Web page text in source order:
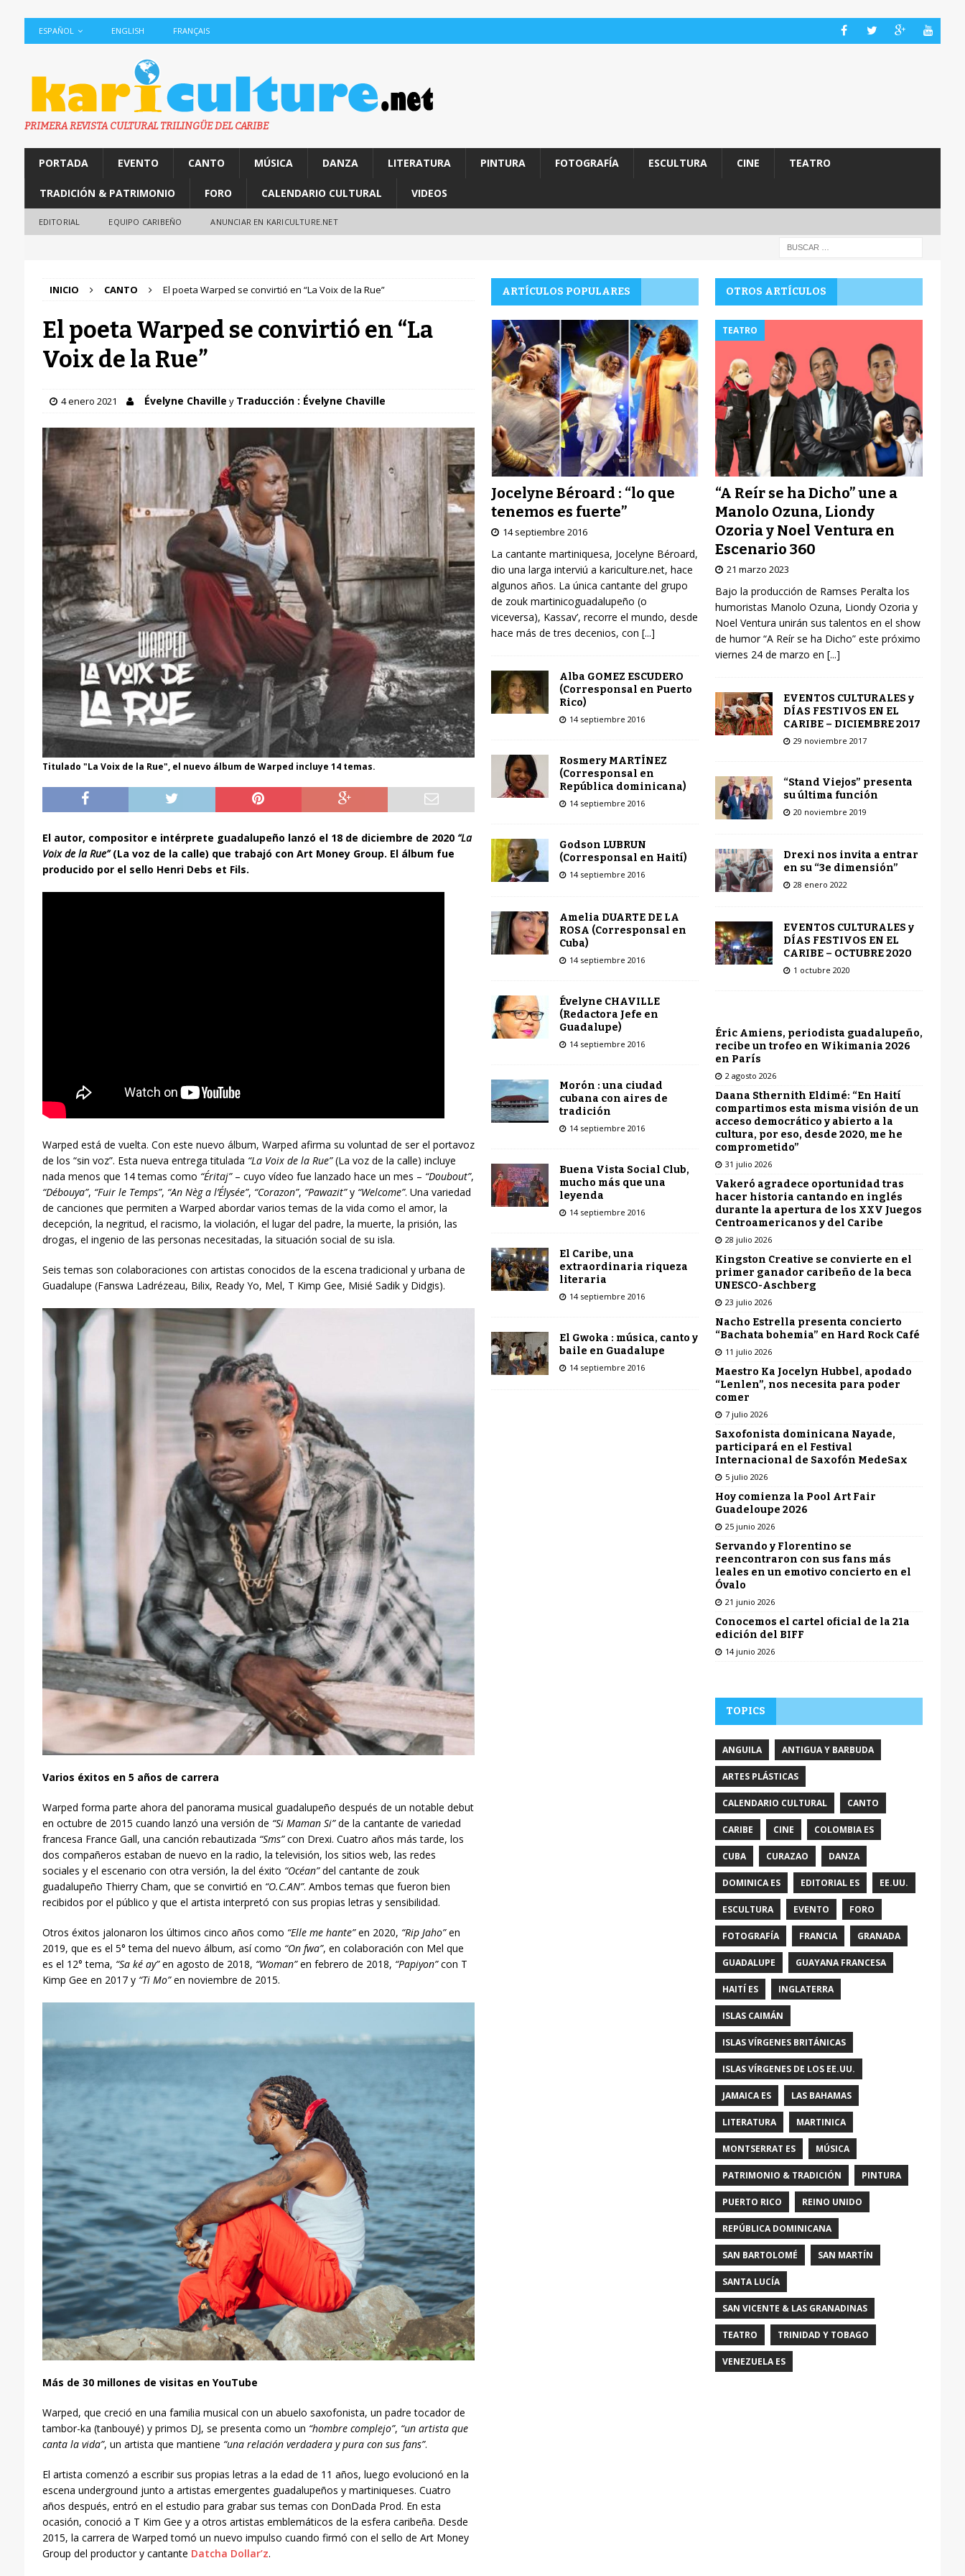
ESPAÑOL ENGLISH FRANÇAIS
PRIMERA REVISTA CULTURAL TRILINGÜE DEL CARIBE
PORTADA EVENTO CANTO MÚSICA DANZA LITERATURA PINTURA FOTOGRAFÍA ESCULTURA CINE TEATRO
TRADICIÓN & PATRIMONIO FORO CALENDARIO CULTURAL VIDEOS
EDITORIAL EQUIPO CARIBEÑO ANUNCIAR EN KARICULTURE.NET
INICIO CANTO El poeta Warped se convirtió en “La Voix de la Rue”
El poeta Warped se convirtió en “La
Voix de la Rue”
4 enero 2021 Évelyne Chaville y Traducción : Évelyne Chaville
Titulado "La Voix de la Rue", el nuevo álbum de Warped incluye 14 temas.
El autor, compositor e intérprete guadalupeño lanzó el 18 de diciembre de 2020 “La
Voix de la Rue”(La voz de la calle) que trabajó con Art Money Group. El álbum fue
producido por el sello Henri Debs et Fils.
Warped está de vuelta. Con este nuevo álbum, Warped afirma su voluntad de ser el portavoz
de los “sin voz”. Esta nueva entrega titulada “La Voix de la Rue”(La voz de la calle) incluye
nada menos que 14 temas como “Éritaj”– cuyo vídeo fue lanzado hace un mes – “Doubout”,
“Débouya”, “Fuir le Temps”, “An Nèg a l’Élysée”, “Corazon”, “Pawazit”y “Welcome”. Una variedad
de canciones que permiten a Warped abordar varios temas de la vida como el amor, la
decepción, la negritud, el racismo, la violación, el lugar del padre, la muerte, la prisión, las
drogas, el ingenio de las personas necesitadas, la situación social de su isla.
Seis temas son colaboraciones con artistas conocidos de la escena tradicional y urbana de
Guadalupe (Fanswa Ladrézeau, Bilix, Ready Yo, Mel, T Kimp Gee, Misié Sadik y Didgis).
Varios éxitos en 5 años de carrera
Warped forma parte ahora del panorama musical guadalupeño después de un notable debut
en octubre de 2015 cuando lanzó una versión de “Si Maman Si”de la cantante de variedad
francesa France Gall, una canción rebautizada “Sms”con Drexi. Cuatro años más tarde, los
dos compañeros estaban de nuevo en la radio, la televisión, los sitios web, las redes
sociales y el escenario con otra versión, la del éxito “Océan”del cantante de zouk
guadalupeño Thierry Cham, que se convirtió en “O.C.AN”. Ambos temas que fueron bien
recibidos por el público y que el artista interpretó con sus propias letras y sensibilidad.
Otros éxitos jalonaron los últimos cinco años como “Elle me hante”en 2020, “Rip Jaho”en
2019, que es el 5° tema del nuevo álbum, así como “On fwa”, en colaboración con Mel que
es el 12° tema, “Sa ké ay”en agosto de 2018, “Woman”en febrero de 2018, “Papiyon”con T
Kimp Gee en 2017 y “Ti Mo”en noviembre de 2015.
Más de 30 millones de visitas en YouTube
Warped, que creció en una familia musical con un abuelo saxofonista, un padre tocador de
tambor-ka (tanbouyé) y primos DJ, se presenta como un “hombre complejo”, “un artista que
canta la vida”, un artista que mantiene “una relación verdadera y pura con sus fans”.
El artista comenzó a escribir sus propias letras a la edad de 11 años, luego evolucionó en la
escena underground junto a artistas emergentes guadalupeños y martiniqueses. Cuatro
años después, entró en el estudio para grabar sus temas con DonDada Prod. En esta
ocasión, conoció a T Kim Gee y a otros artistas emblemáticos de la esfera caribeña. Desde
2015, la carrera de Warped tomó un nuevo impulso cuando firmó con el sello de Art Money
Group del productor y cantante Datcha Dollar’z.
ARTÍCULOS POPULARES
Jocelyne Béroard : “lo que
tenemos es fuerte”
14 septiembre 2016
La cantante martiniquesa, Jocelyne Béroard,
dio una larga interviú a kariculture.net, hace
algunos años. La única cantante del grupo
de zouk martinicoguadalupeño (o
viceversa), Kassav’, recorre el mundo, desde
hace más de tres decenios, con [...]
Alba GOMEZ ESCUDERO
(Corresponsal en Puerto
Rico)
14 septiembre 2016
Rosmery MARTÍNEZ
(Corresponsal en
República dominicana)
14 septiembre 2016
Godson LUBRUN
(Corresponsal en Haití)
14 septiembre 2016
Amelia DUARTE DE LA
ROSA (Corresponsal en
Cuba)
14 septiembre 2016
Évelyne CHAVILLE
(Redactora Jefe en
Guadalupe)
14 septiembre 2016
Morón : una ciudad
cubana con aires de
tradición
14 septiembre 2016
Buena Vista Social Club,
mucho más que una
leyenda
14 septiembre 2016
El Caribe, una
extraordinaria riqueza
literaria
14 septiembre 2016
El Gwoka : música, canto y
baile en Guadalupe
14 septiembre 2016
OTROS ARTÍCULOS
TEATRO
“A Reír se ha Dicho” une a
Manolo Ozuna, Liondy
Ozoria y Noel Ventura en
Escenario 360
21 marzo 2023
Bajo la producción de Ramses Peralta los
humoristas Manolo Ozuna, Liondy Ozoria y
Noel Ventura unirán sus talentos en el show
de humor “A Reír se ha Dicho” este próximo
viernes 24 de marzo en [...]
EVENTOS CULTURALES y
DÍAS FESTIVOS EN EL
CARIBE – DICIEMBRE 2017
29 noviembre 2017
“Stand Viejos” presenta
su última función
20 noviembre 2019
Drexi nos invita a entrar
en su “3e dimensión”
28 enero 2022
EVENTOS CULTURALES y
DÍAS FESTIVOS EN EL
CARIBE – OCTUBRE 2020
1 octubre 2020
Éric Amiens, periodista guadalupeño,
recibe un trofeo en Wikimania 2026
en París
2 agosto 2026
Daana Sthernith Eldimé: “En Haití
compartimos esta misma visión de un
acceso democrático y abierto a la
cultura, por eso, desde 2020, me he
comprometido”
31 julio 2026
Vakeró agradece oportunidad tras
hacer historia cantando en inglés
durante la apertura de los XXV Juegos
Centroamericanos y del Caribe
28 julio 2026
Kingston Creative se convierte en el
primer ganador caribeño de la beca
UNESCO-Aschberg
23 julio 2026
Nacho Estrella presenta concierto
“Bachata bohemia” en Hard Rock Café
11 julio 2026
Maestro Ka Jocelyn Hubbel, apodado
“Lenlen”, nos necesita para poder
comer
7 julio 2026
Saxofonista dominicana Nayade,
participará en el Festival
Internacional de Saxofón MedeSax
5 julio 2026
Hoy comienza la Pool Art Fair
Guadeloupe 2026
25 junio 2026
Servando y Florentino se
reencontraron con sus fans más
leales en un emotivo concierto en el
Óvalo
21 junio 2026
Conocemos el cartel oficial de la 21a
edición del BIFF
14 junio 2026
TOPICS
ANGUILA ANTIGUA Y BARBUDA
ARTES PLÁSTICAS
CALENDARIO CULTURAL CANTO
CARIBE CINE COLOMBIA ES
CUBA CURAZAO DANZA
DOMINICA ES EDITORIAL ES EE.UU.
ESCULTURA EVENTO FORO
FOTOGRAFÍA FRANCIA GRANADA
GUADALUPE GUAYANA FRANCESA
HAITÍ ES INGLATERRA
ISLAS CAIMÁN
ISLAS VÍRGENES BRITÁNICAS
ISLAS VÍRGENES DE LOS EE.UU.
JAMAICA ES LAS BAHAMAS
LITERATURA MARTINICA
MONTSERRAT ES MÚSICA
PATRIMONIO & TRADICIÓN PINTURA
PUERTO RICO REINO UNIDO
REPÚBLICA DOMINICANA
SAN BARTOLOMÉ SAN MARTÍN
SANTA LUCÍA
SAN VICENTE & LAS GRANADINAS
TEATRO TRINIDAD Y TOBAGO
VENEZUELA ES